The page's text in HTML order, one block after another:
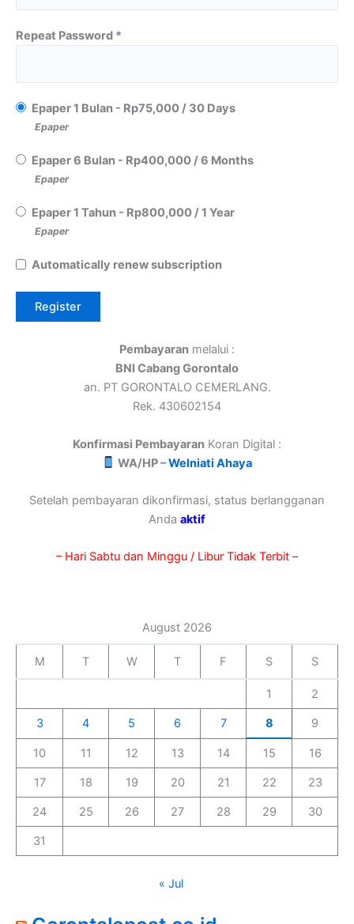
Repeat Password *
Epaper 1 Bulan - Rp75,000/ 30 Days
Epaper
Epaper 6 Bulan - Rp400,000/6 Months
Epaper
Epaper 1 Tahun - Rp800,000/1 Year
Epaper
Automatically renew subscription
Pembayaran melalui :
BNI Cabang Gorontalo
an. PT GORONTALO CEMERLANG.
Rek. 430602154
Konfirmasi Pembayaran Koran Digital :
WA/HP –Welniati Ahaya
Setelah pembayaran dikonfirmasi, status berlangganan
Anda aktif
– Hari Sabtu dan Minggu / Libur Tidak Terbit –
August 2026
M T W T F S S
1 2
3 4 5 6 7 8 9
10 11 12 13 14 15 16
17 18 19 20 21 22 23
24 25 26 27 28 29 30
31
« Jul